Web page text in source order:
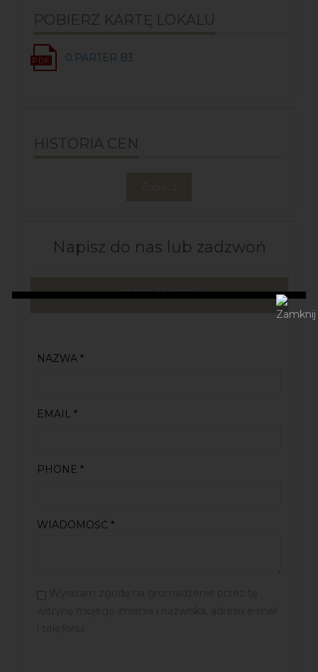
POBIERZ KARTĘ LOKALU
0.PARTER B3
HISTORIA CEN
Napisz do nas lub zadzwoń
NAZWA *
EMAIL *
PHONE *
WIADOMOŚĆ *